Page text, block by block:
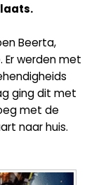
Beerta,
Er werden met
ging dit met
met de
naar huis.